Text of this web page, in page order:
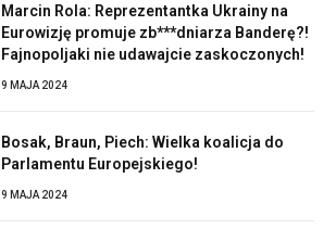
Marcin Rola: Reprezentantka Ukrainy na
Eurowizję promuje zb***dniarza Banderę?!
Fajnopoljaki nie udawajcie zaskoczonych!
9 MAJA 2024
Bosak, Braun, Piech: Wielka koalicja do
Parlamentu Europejskiego!
9 MAJA 2024